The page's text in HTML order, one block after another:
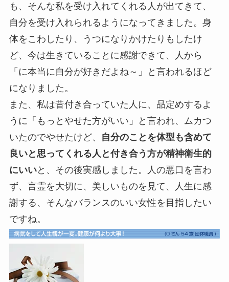
も、そんな私を受け入れてくれる人が出てきて、
自分を受け入れられるようになってきました。身
体をこわしたり、うつになりかけたりもしたけ
ど、今は生きていることに感謝できて、人から
「に本当に自分が好きだよね～」と言われるほど
になりました。
また、私は昔付き合っていた人に、品定めするよ
うに「もっとやせた方がいい」と言われ、ムカつ
いたのでやせたけど、
自分のことを体型も含めて
良いと思ってくれる人と付き合う方が精神衛生的
にいいと、その後実感しました。人の悪口を言わ
ず、言霊を大切に、美しいものを見て、人生に感
謝する、そんなバランスのいい女性を目指したい
ですね。